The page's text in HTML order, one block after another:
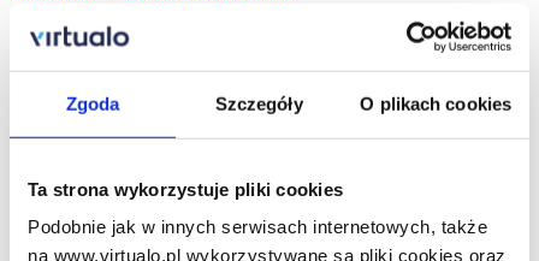
Zgoda Szczegóły O plikach cookies
Ta strona wykorzystuje pliki cookies
Podobnie jak w innych serwisach internetowych, także
na www.virtualo.pl wykorzystywane są pliki cookies oraz
Filtruj Sortuj
Na stronie